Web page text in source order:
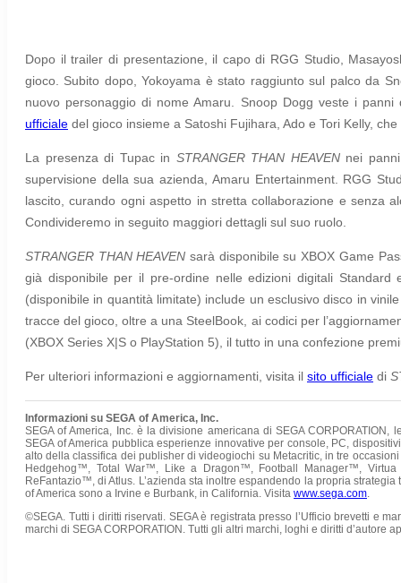
Dopo il trailer di presentazione, il capo di RGG Studio,
gioco. Subito dopo, Yokoyama è stato raggiunto sul palco da
nuovo personaggio di nome Amaru.
Snoop Dogg veste i
ufficiale del gioco insieme a Satoshi Fujihara, Ado e Tori Kelly,
La presenza di Tupac in STRANGER THAN HEAVENnei panni
supervisione della sua azienda, Amaru Entertainment. RGG
lascito, curando ogni aspetto in stretta collaborazione e senza
Condivideremo in seguito maggiori dettagli sul suo ruolo.
STRANGER THAN HEAVEN sarà disponibile su XBOX Game
già disponibile per il pre-ordine nelle edizioni digitali Standard
(disponibile in quantità limitate) include un esclusivo disco in
tracce del gioco, oltre a una SteelBook, ai codici per
(XBOX Series X|S o PlayStation 5), il tutto in una confezione
Per ulteriori informazioni e aggiornamenti, visita il sito ufficiale di
Informazioni su SEGA of America, Inc.
SEGA of America, Inc. è la divisione americana di SEGA
SEGA of America pubblica esperienze innovative per console, PC,
alto della classifica dei publisher di videogiochi su Metacritic, in tre
Hedgehog™, Total War™, Like a Dragon™, Football Manager™,
ReFantazio™, di Atlus. L’azienda sta inoltre espandendo la propria
of America sono a Irvine e Burbank, in California. Visita www.sega.com.
©SEGA. Tutti i diritti riservati. SEGA è registrata presso l’Ufficio brevetti e
marchi di SEGA CORPORATION. Tutti gli altri marchi, loghi e diritti d’autore